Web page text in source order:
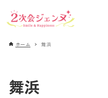
ホーム 舞浜
舞浜